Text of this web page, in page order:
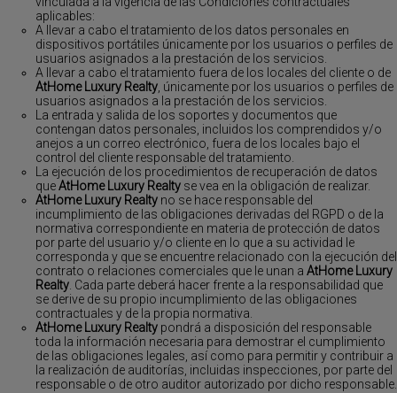
aplicables:
A llevar a cabo el tratamiento de los datos personales en
dispositivos portátiles únicamente por los usuarios o perfiles de
usuarios asignados a la prestación de los servicios.
A llevar a cabo el tratamiento fuera de los locales del cliente o de
AtHome Luxury Realty , únicamente por los usuarios o perfiles de
usuarios asignados a la prestación de los servicios.
La entrada y salida de los soportes y documentos que
contengan datos personales, incluidos los comprendidos y/o
anejos a un correo electrónico, fuera de los locales bajo el
control del cliente responsable del tratamiento.
La ejecución de los procedimientos de recuperación de datos
queAtHome Luxury Realty se vea en la obligación de realizar.
AtHome Luxury Realty no se hace responsable del
incumplimiento de las obligaciones derivadas del RGPD o de la
normativa correspondiente en materia de protección de datos
por parte del usuario y/o cliente en lo que a su actividad le
corresponda y que se encuentre relacionado con la ejecución del
contrato o relaciones comerciales que le unan a AtHome Luxury
Realty . Cada parte deberá hacer frente a la responsabilidad que
se derive de su propio incumplimiento de las obligaciones
contractuales y de la propia normativa.
AtHome Luxury Realty pondrá a disposición del responsable
toda la información necesaria para demostrar el cumplimiento
de las obligaciones legales, así como para permitir y contribuir a
la realización de auditorías, incluidas inspecciones, por parte del
responsable o de otro auditor autorizado por dicho responsable.